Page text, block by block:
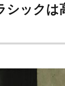
シックは